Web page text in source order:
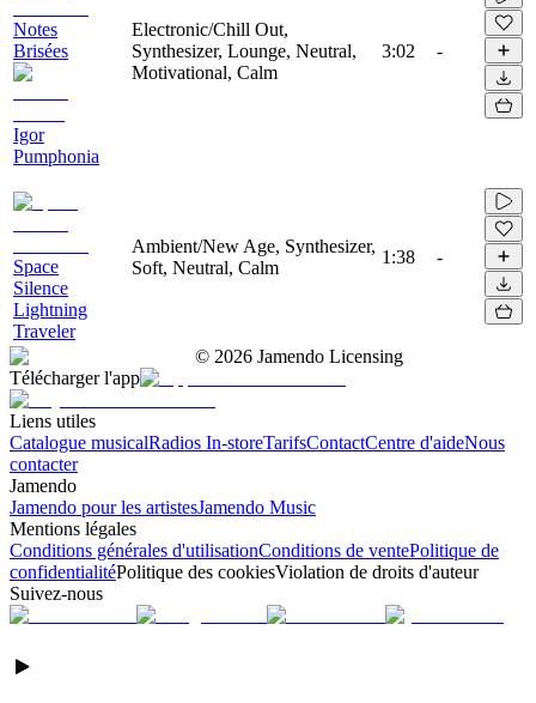
Notes
Brisées
Igor
Pumphonia
Electronic/Chill Out,
Synthesizer, Lounge, Neutral,
Motivational, Calm
3:02 -
Space
Silence
Lightning
Traveler
Ambient/New Age, Synthesizer,
Soft, Neutral, Calm
1:38 -
© 2026 Jamendo Licensing
Télécharger l'app
Liens utiles
Catalogue musicalRadios In-storeTarifsContactCentre d'aideNous
contacter
Jamendo
Jamendo pour les artistesJamendo Music
Mentions légales
Conditions générales d'utilisationConditions de ventePolitique de
confidentialitéPolitique des cookiesViolation de droits d'auteur
Suivez-nous